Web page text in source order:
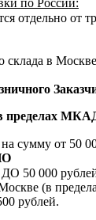
отдельно от
в
пределах
сумму от 50
ДО 50 000
(в
рублей.